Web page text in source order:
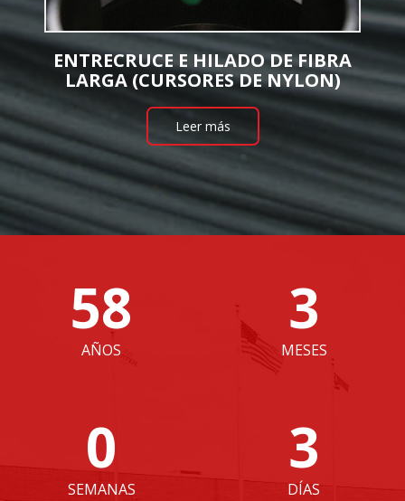
ENTRECRUCE E HILADO DE FIBRA
LARGA (CURSORES DE NYLON)
Leer más
75
AÑOS
3
MESES
0
SEMANAS
3
DÍAS